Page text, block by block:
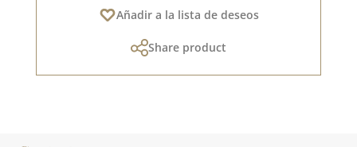
Añadir a la lista de deseos
Share product